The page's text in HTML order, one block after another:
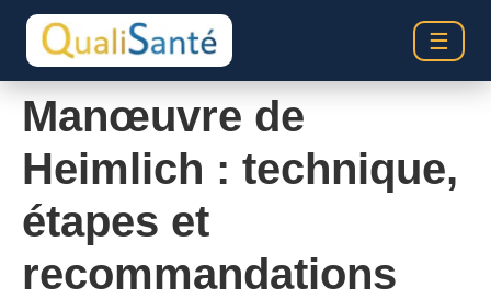
☰
Manœuvre de
Heimlich : technique,
étapes et
recommandations